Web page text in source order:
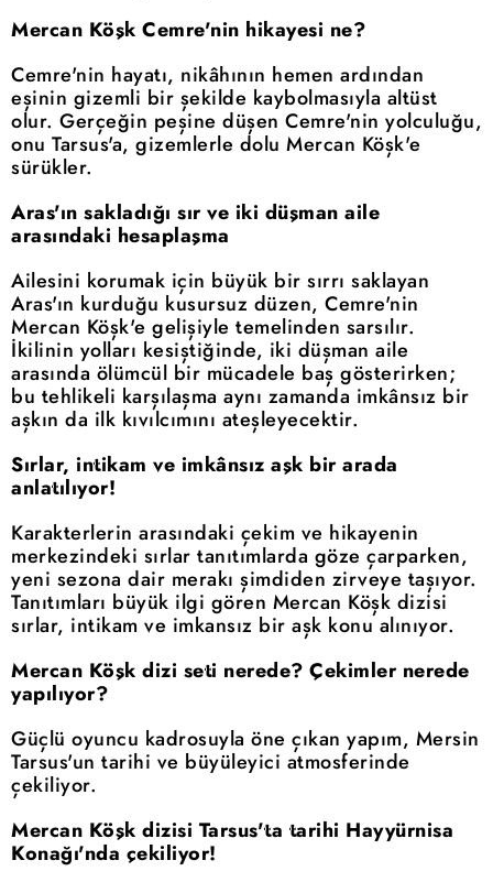
Mercan Köşk Cemre'nin hikayesi ne?
Cemre'nin hayatı, nikâhının hemen ardından
eşinin gizemli bir şekilde kaybolmasıyla altüst
olur. Gerçeğin peşine düşen Cemre'nin yolculuğu,
onu Tarsus'a, gizemlerle dolu Mercan Köşk'e
sürükler.
Aras'ın sakladığı sır ve iki düşman aile
arasındaki hesaplaşma
Ailesini korumak için büyük bir sırrı saklayan
Aras'ın kurduğu kusursuz düzen, Cemre'nin
Mercan Köşk'e gelişiyle temelinden sarsılır.
İkilinin yolları kesiştiğinde, iki düşman aile
arasında ölümcül bir mücadele baş gösterirken;
bu tehlikeli karşılaşma aynı zamanda imkânsız bir
aşkın da ilk kıvılcımını ateşleyecektir.
Sırlar, intikam ve imkânsız aşk bir arada
anlatılıyor!
Karakterlerin arasındaki çekim ve hikayenin
merkezindeki sırlar tanıtımlarda göze çarparken,
yeni sezona dair merakı şimdiden zirveye taşıyor.
Tanıtımları büyük ilgi gören Mercan Köşk dizisi
sırlar, intikam ve imkansız bir aşk konu alınıyor.
Mercan Köşk dizi seti nerede? Çekimler nerede
yapılıyor?
Güçlü oyuncu kadrosuyla öne çıkan yapım, Mersin
Tarsus'un tarihi ve büyüleyici atmosferinde
çekiliyor.
Mercan Köşk dizisi Tarsus'ta tarihi Hayyürnisa
Konağı'nda çekiliyor!